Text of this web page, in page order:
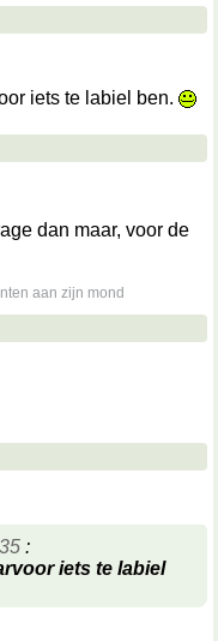
iets te labiel ben.
dan maar, voor de
aan zijn mond
:
iets te labiel